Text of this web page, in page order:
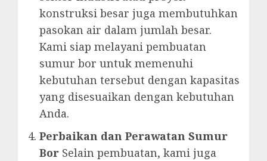
konstruksi besar juga membutuhkan
pasokan air dalam jumlah besar.
Kami siap melayani pembuatan
sumur bor untuk memenuhi
kebutuhan tersebut dengan kapasitas
yang disesuaikan dengan kebutuhan
Anda.
Perbaikan dan Perawatan Sumur
Bor Selain pembuatan, kami juga